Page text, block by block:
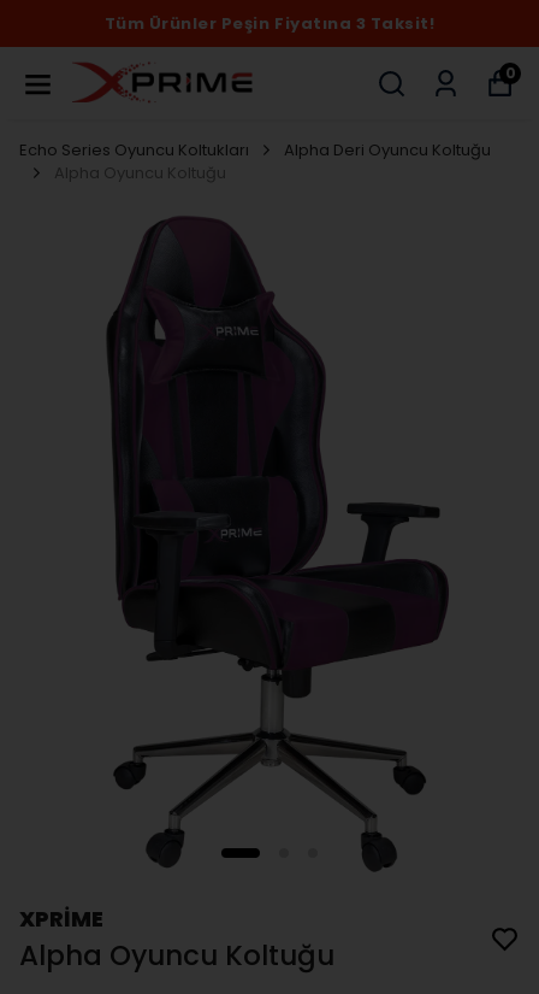
Tüm Ürünler Peşin Fiyatına 3 Taksit!
0
Echo Series Oyuncu Koltukları
Alpha Deri Oyuncu Koltuğu
Alpha Oyuncu Koltuğu
XPRİME
Alpha Oyuncu Koltuğu